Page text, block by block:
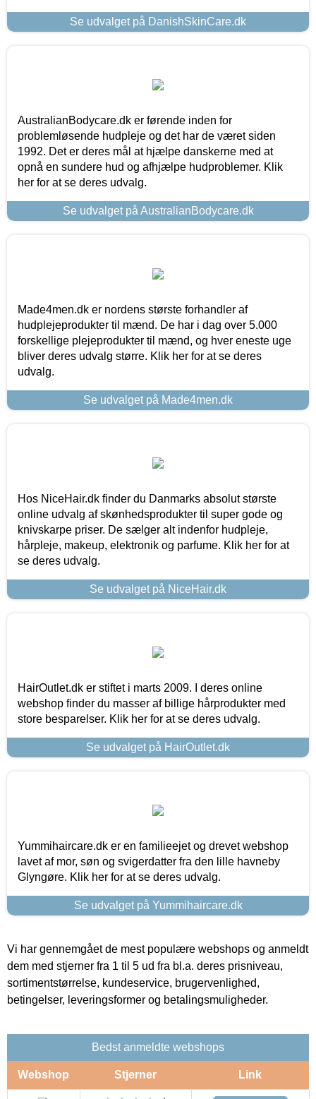
Se udvalget på DanishSkinCare.dk
AustralianBodycare.dk er førende inden for
problemløsende hudpleje og det har de været siden
1992. Det er deres mål at hjælpe danskerne med at
opnå en sundere hud og afhjælpe hudproblemer. Klik
her for at se deres udvalg.
Se udvalget på AustralianBodycare.dk
Made4men.dk er nordens største forhandler af
hudplejeprodukter til mænd. De har i dag over 5.000
forskellige plejeprodukter til mænd, og hver eneste uge
bliver deres udvalg større. Klik her for at se deres
udvalg.
Se udvalget på Made4men.dk
Hos NiceHair.dk finder du Danmarks absolut største
online udvalg af skønhedsprodukter til super gode og
knivskarpe priser. De sælger alt indenfor hudpleje,
hårpleje, makeup, elektronik og parfume. Klik her for at
se deres udvalg.
Se udvalget på NiceHair.dk
HairOutlet.dk er stiftet i marts 2009. I deres online
webshop finder du masser af billige hårprodukter med
store besparelser. Klik her for at se deres udvalg.
Se udvalget på HairOutlet.dk
Yummihaircare.dk er en familieejet og drevet webshop
lavet af mor, søn og svigerdatter fra den lille havneby
Glyngøre. Klik her for at se deres udvalg.
Se udvalget på Yummihaircare.dk
Vi har gennemgået de mest populære webshops og anmeldt
dem med stjerner fra 1 til 5 ud fra bl.a. deres prisniveau,
sortimentstørrelse, kundeservice, brugervenlighed,
betingelser, leveringsformer og betalingsmuligheder.
Bedst anmeldte webshops
Webshop Stjerner Link